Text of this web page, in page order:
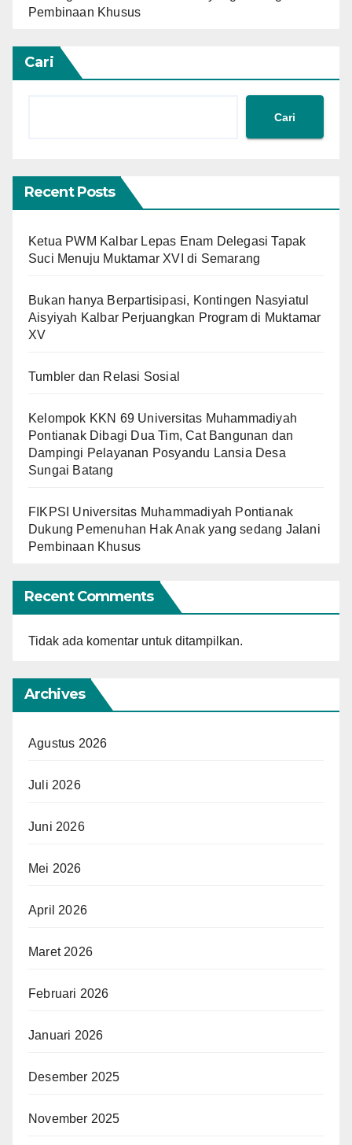
Pembinaan Khusus
Cari
Cari
Recent Posts
Ketua PWM Kalbar Lepas Enam Delegasi Tapak
Suci Menuju Muktamar XVI di Semarang
Bukan hanya Berpartisipasi, Kontingen Nasyiatul
Aisyiyah Kalbar Perjuangkan Program di Muktamar
XV
Tumbler dan Relasi Sosial
Kelompok KKN 69 Universitas Muhammadiyah
Pontianak Dibagi Dua Tim, Cat Bangunan dan
Dampingi Pelayanan Posyandu Lansia Desa
Sungai Batang
FIKPSI Universitas Muhammadiyah Pontianak
Dukung Pemenuhan Hak Anak yang sedang Jalani
Pembinaan Khusus
Recent Comments
Tidak ada komentar untuk ditampilkan.
Archives
Agustus 2026
Juli 2026
Juni 2026
Mei 2026
April 2026
Maret 2026
Februari 2026
Januari 2026
Desember 2025
November 2025